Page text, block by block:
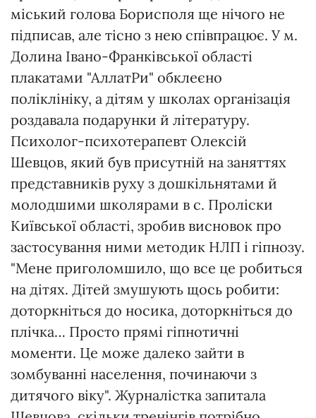
міський голова Борисполя ще нічого не
підписав, але тісно з нею співпрацює. У м.
Долина Івано-Франківської області
плакатами "АллатРи" обклеєно
поліклініку, а дітям у школах організація
роздавала подарунки й літературу.
Психолог-психотерапевт Олексій
Шевцов, який був присутній на заняттях
представників руху з дошкільнятами й
молодшими школярами в с. Проліски
Київської області, зробив висновок про
застосування ними методик НЛП і гіпнозу.
"Мене приголомшило, що все це робиться
на дітях. Дітей змушують щось робити:
доторкніться до носика, доторкніться до
плічка… Просто прямі гіпнотичні
моменти. Це може далеко зайти в
зомбуванні населення, починаючи з
дитячого віку". Журналістка запитала